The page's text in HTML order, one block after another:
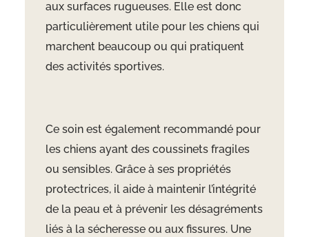
aux surfaces rugueuses. Elle est donc
particulièrement utile pour les chiens qui
marchent beaucoup ou qui pratiquent
des activités sportives.
Ce soin est également recommandé pour
les chiens ayant des coussinets fragiles
ou sensibles. Grâce à ses propriétés
protectrices, il aide à maintenir l’intégrité
de la peau et à prévenir les désagréments
liés à la sécheresse ou aux fissures. Une